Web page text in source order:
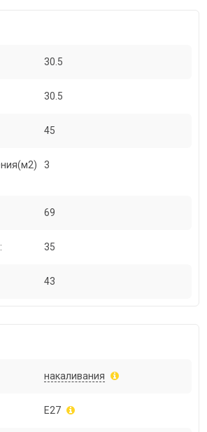
30.5
30.5
45
3
69
35
43
накаливания
E27